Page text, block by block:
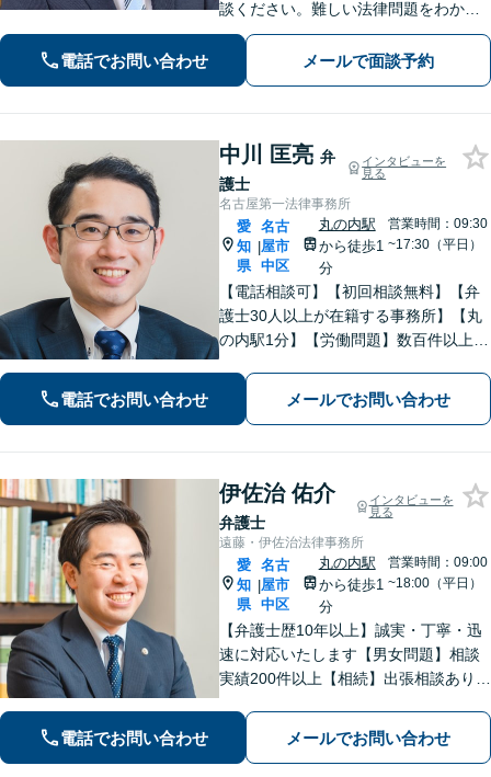
談ください。難しい法律問題をわかり
やすく柔らかく説明します。相続・交
通事故・借金債務整理・企業法務な
ど、どうぞご相談ください。
電話でお問い合わせ メールで面談予約
中川 匡亮 弁
護士
インタビューを
見る
名古屋第一法律事務所
愛
知
県
|
名古
屋市
中区
丸の内駅
から徒歩1
分
営業時間：09:30
~17:30（平日）
【電話相談可】【初回相談無料】【弁
護士30人以上が在籍する事務所】【丸
の内駅1分】【労働問題】数百件以上の
害など。企業法務、相続、交通事故､不
動産、離婚問題、などもお任せくださ
電話でお問い合わせ メールでお問い合わせ
伊佐治 佑介
弁護士
インタビューを
見る
遠藤・伊佐治法律事務所
愛
知
県
|
名古
屋市
中区
丸の内駅
から徒歩1
分
営業時間：09:00
~18:00（平日）
【弁護士歴10年以上】誠実・丁寧・迅
速に対応いたします【男女問題】相談
実績200件以上【相続】出張相談あり
金・債務整理】累計相談200件以上！
【企業法務】スポット依頼から顧問契
電話でお問い合わせ メールでお問い合わせ